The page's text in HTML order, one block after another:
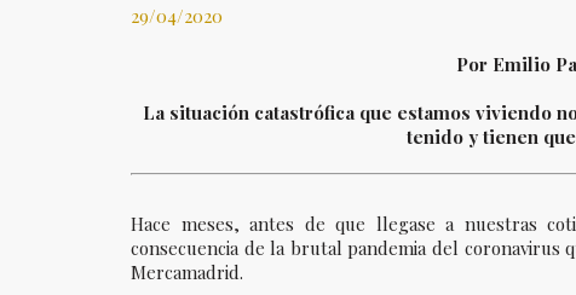
29/04/2020
Por Emilio
La situación catastrófica que estamos viviendo
tenido y tienen
Hace meses, antes de que llegase a nuestras
consecuencia de la brutal pandemia del
Mercamadrid.